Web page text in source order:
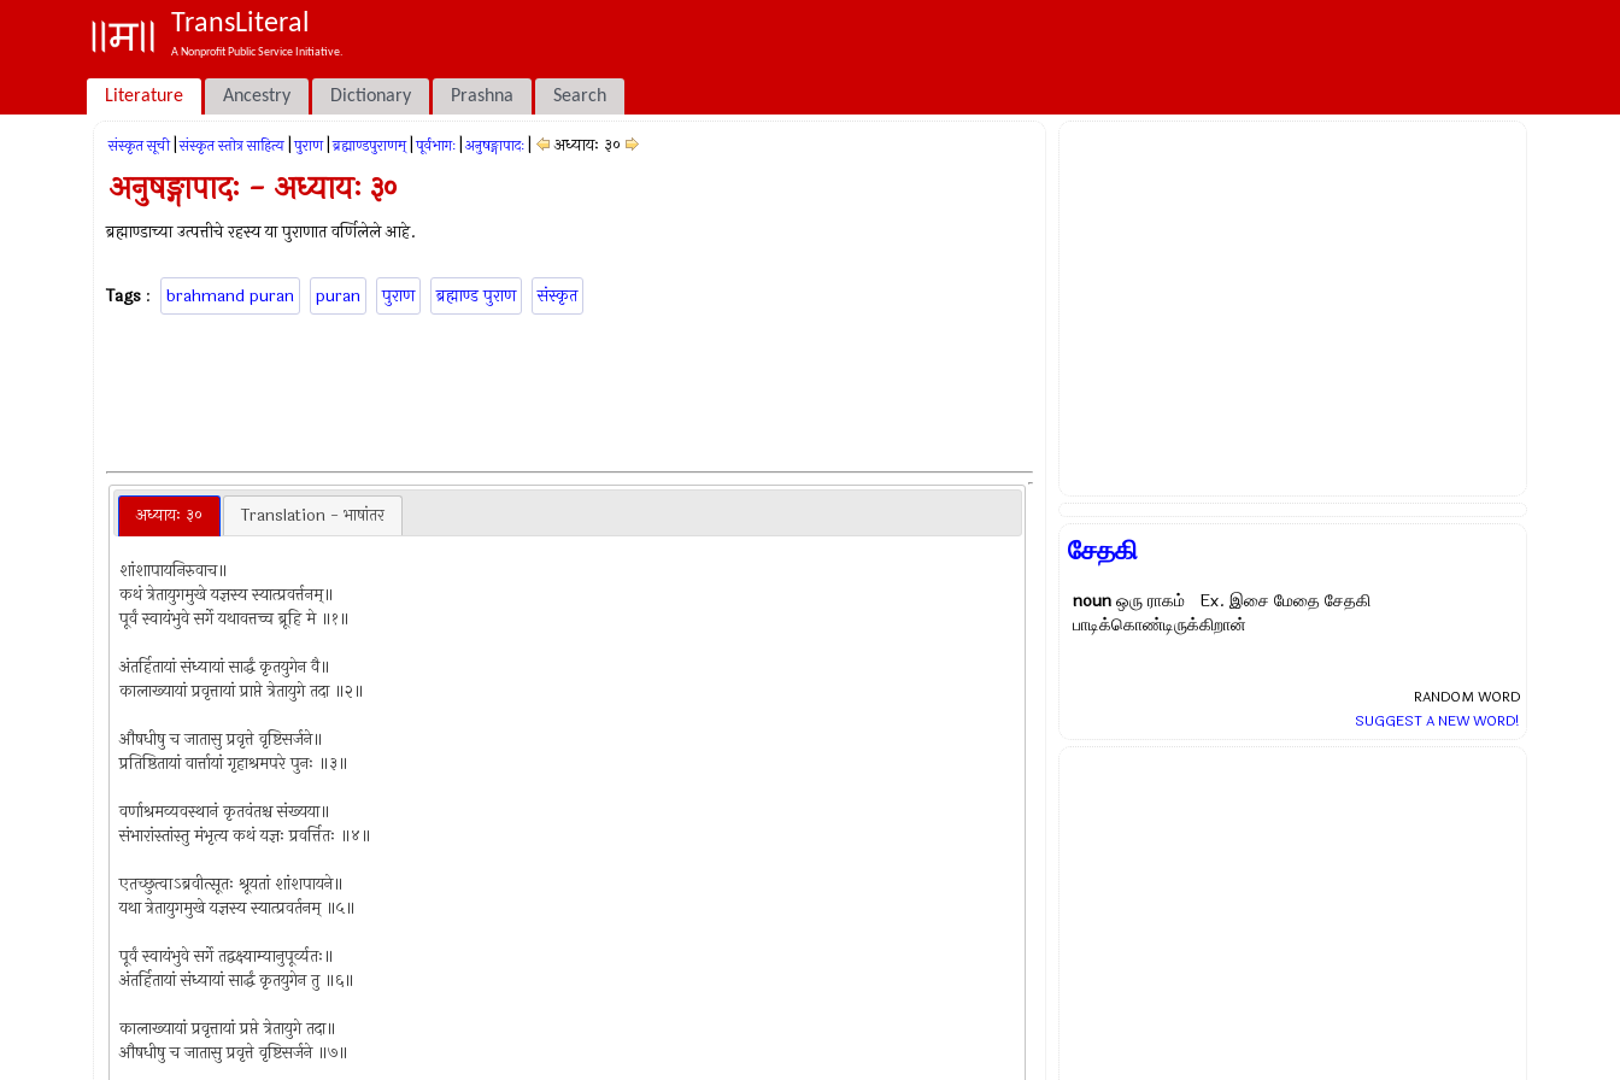
TransLiteral
A Nonprofit Public Service Initiative.
Literature Ancestry Dictionary Prashna Search
संस्कृत सूची संस्कृत स्तोत्र साहित्य पुराण ब्रह्माण्डपुराणम् पूर्वभागः अनुषङ्गापादः अध्यायः ३०
अनुषङ्गापादः - अध्यायः ३०
ब्रह्माण्डाच्या उत्पत्तीचे रहस्य या पुराणात वर्णिलेले आहे.
Tags : brahmand puran puran पुराण ब्रह्माण्ड पुराण संस्कृत
अध्यायः ३० Translation - भाषांतर
शांशापायनिरुवाच॥
कथं त्रेतायुगमुखे यज्ञस्य स्यात्प्रवर्त्तनम्॥
पूर्वं स्वायंभुवे सर्गे यथावत्तच्च ब्रूहि मे ॥१॥
अंतर्हितायां संध्यायां सार्द्धं कृतयुगेन वै॥
कालाख्यायां प्रवृत्तायां प्राप्ते त्रेतायुगे तदा ॥२॥
औषधीषु च जातासु प्रवृत्ते वृष्टिसर्जने॥
प्रतिष्ठितायां वार्त्तायां गृहाश्रमपरे पुनः ॥३॥
वर्णाश्रमव्यवस्थानं कृतवंतश्च संख्यया॥
संभारांस्तांस्तु मंभृत्य कथं यज्ञः प्रवर्त्तितः ॥४॥
एतच्छुत्वाऽब्रवीत्सूतः श्रूयतां शांशपायने॥
यथा त्रेतायुगमुखे यज्ञस्य स्यात्प्रवर्तनम् ॥५॥
पूर्वं स्वायंभुवे सर्गे तद्वक्ष्याम्यानुपूर्व्यतः॥
अंतर्हितायां संध्यायां सार्द्धं कृतयुगेन तु ॥६॥
कालाख्यायां प्रवृत्तायां प्रप्ते त्रेतायुगे तदा॥
औषधीषु च जातासु प्रवृत्ते वृष्टिसर्जने ॥७॥
சேதகி
nounஒரு ராகம் Ex. இசை மேதை சேதகி
பாடிக்கொண்டிருக்கிறான்
RANDOM WORD
SUGGEST A NEW WORD!